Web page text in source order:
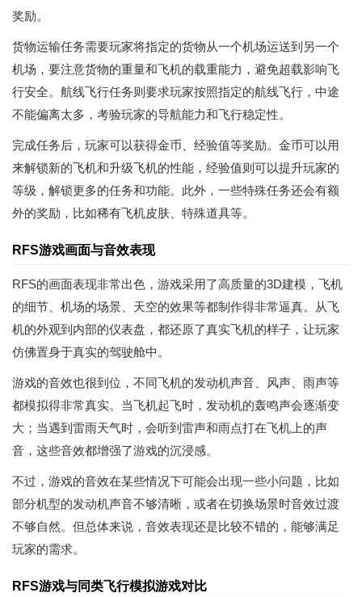
奖励。
货物运输任务需要玩家将指定的货物从一个机场运送到另一个
机场，要注意货物的重量和飞机的载重能力，避免超载影响飞
行安全。航线飞行任务则要求玩家按照指定的航线飞行，中途
不能偏离太多，考验玩家的导航能力和飞行稳定性。
完成任务后，玩家可以获得金币、经验值等奖励。金币可以用
来解锁新的飞机和升级飞机的性能，经验值则可以提升玩家的
等级，解锁更多的任务和功能。此外，一些特殊任务还会有额
外的奖励，比如稀有飞机皮肤、特殊道具等。
RFS游戏画面与音效表现
RFS的画面表现非常出色，游戏采用了高质量的3D建模，飞机
的细节、机场的场景、天空的效果等都制作得非常逼真。从飞
机的外观到内部的仪表盘，都还原了真实飞机的样子，让玩家
仿佛置身于真实的驾驶舱中。
游戏的音效也很到位，不同飞机的发动机声音、风声、雨声等
都模拟得非常真实。当飞机起飞时，发动机的轰鸣声会逐渐变
大；当遇到雷雨天气时，会听到雷声和雨点打在飞机上的声
音，这些音效都增强了游戏的沉浸感。
不过，游戏的音效在某些情况下可能会出现一些小问题，比如
部分机型的发动机声音不够清晰，或者在切换场景时音效过渡
不够自然。但总体来说，音效表现还是比较不错的，能够满足
玩家的需求。
RFS游戏与同类飞行模拟游戏对比